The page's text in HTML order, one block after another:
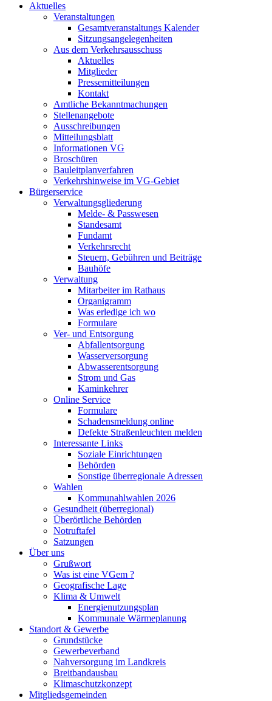
Aktuelles
Veranstaltungen
Gesamtveranstaltungs Kalender
Sitzungsangelegenheiten
Aus dem Verkehrsausschuss
Aktuelles
Mitglieder
Pressemitteilungen
Kontakt
Amtliche Bekanntmachungen
Stellenangebote
Ausschreibungen
Mitteilungsblatt
Informationen VG
Broschüren
Bauleitplanverfahren
Verkehrshinweise im VG-Gebiet
Bürgerservice
Verwaltungsgliederung
Melde- & Passwesen
Standesamt
Fundamt
Verkehrsrecht
Steuern, Gebühren und Beiträge
Bauhöfe
Verwaltung
Mitarbeiter im Rathaus
Organigramm
Was erledige ich wo
Formulare
Ver- und Entsorgung
Abfallentsorgung
Wasserversorgung
Abwasserentsorgung
Strom und Gas
Kaminkehrer
Online Service
Formulare
Schadensmeldung online
Defekte Straßenleuchten melden
Interessante Links
Soziale Einrichtungen
Behörden
Sonstige überregionale Adressen
Wahlen
Kommunahlwahlen 2026
Gesundheit (überregional)
Überörtliche Behörden
Notruftafel
Satzungen
Über uns
Grußwort
Was ist eine VGem ?
Geografische Lage
Klima & Umwelt
Energienutzungsplan
Kommunale Wärmeplanung
Standort & Gewerbe
Grundstücke
Gewerbeverband
Nahversorgung im Landkreis
Breitbandausbau
Klimaschutzkonzept
Mitgliedsgemeinden